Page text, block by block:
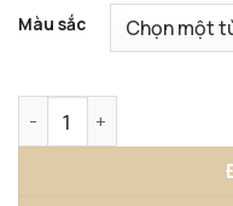
Màu sắc